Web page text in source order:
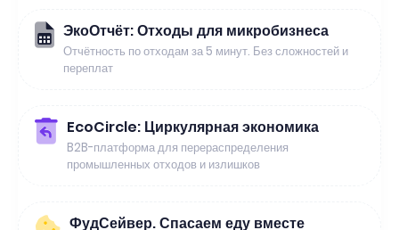
ЭкоОтчёт: Отходы для микробизнеса
Отчётность по отходам за 5 минут. Без сложностей и
переплат
EcoCircle: Циркулярная экономика
B2B-платформа для перераспределения
промышленных отходов и излишков
ФудСейвер. Спасаем еду вместе